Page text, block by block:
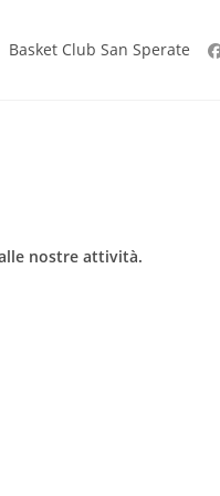
Basket Club San Sperate
nostre attività.